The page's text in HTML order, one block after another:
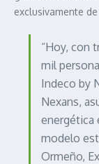
exclusivamente
“Hoy, con
mil
Indeco by
Nexans,
energética
modelo
Ormeño,